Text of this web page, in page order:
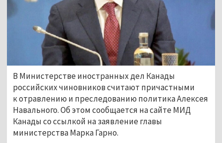
В Министерстве иностранных дел Канады
российских чиновников считают причастными
к отравлению и преследованию политика Алексея
Навального. Об этом сообщается на сайте МИД
Канады со ссылкой на заявление главы
министерства Марка Гарно.